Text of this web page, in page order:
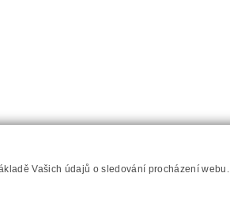
Vašich údajů o sledování procházení webu.